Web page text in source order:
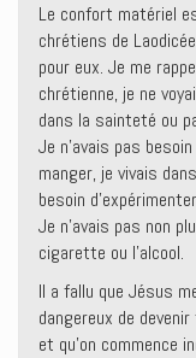
Le confort matériel
chrétiens de
pour eux. Je me
chrétienne, je ne
dans la sainteté ou
Je n’avais pas
manger, je vivais
besoin
Je n’avais pas non
cigarette ou l’alcool.
Il a fallu que Jésus
dangereux de
et qu’on commence